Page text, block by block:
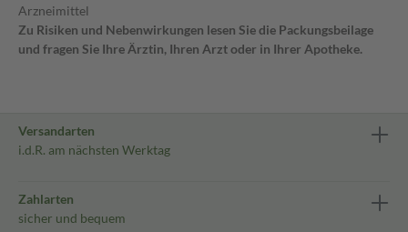
Arzneimittel
Zu Risiken und Nebenwirkungen lesen Sie die Packungsbeilage
und fragen Sie Ihre Ärztin, Ihren Arzt oder in Ihrer Apotheke.
Versandarten
i.d.R. am nächsten Werktag
Zahlarten
sicher und bequem